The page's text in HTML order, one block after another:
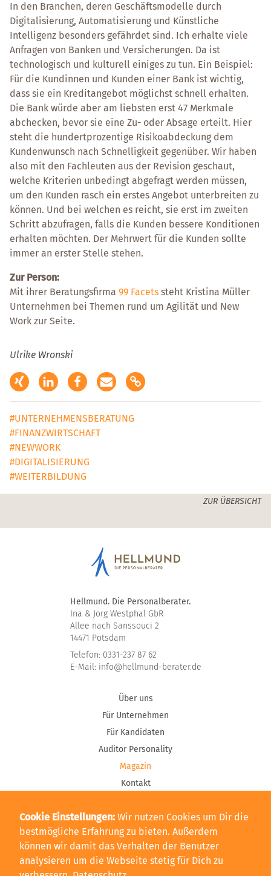
In den Branchen, deren Geschäftsmodelle durch
Digitalisierung, Automatisierung und Künstliche
Intelligenz besonders gefährdet sind. Ich erhalte viele
Anfragen von Banken und Versicherungen. Da ist
technologisch und kulturell einiges zu tun. Ein Beispiel:
Für die Kundinnen und Kunden einer Bank ist wichtig,
dass sie ein Kreditangebot möglichst schnell erhalten.
Die Bank würde aber am liebsten erst 47 Merkmale
abchecken, bevor sie eine Zu- oder Absage erteilt. Hier
steht die hundertprozentige Risikoabdeckung dem
Kundenwunsch nach Schnelligkeit gegenüber. Wir haben
also mit den Fachleuten aus der Revision geschaut,
welche Kriterien unbedingt abgefragt werden müssen,
um den Kunden rasch ein erstes Angebot unterbreiten zu
können. Und bei welchen es reicht, sie erst im zweiten
Schritt abzufragen, falls die Kunden bessere Konditionen
erhalten möchten. Der Mehrwert für die Kunden sollte
immer an erster Stelle stehen.
Zur Person:
Mit ihrer Beratungsfirma 99 Facets steht Kristina Müller
Unternehmen bei Themen rund um Agilität und New
Work zur Seite.
Ulrike Wronski
XING LinkedInFacebookE-MailKopieren
#UNTERNEHMENSBERATUNG
#FINANZWIRTSCHAFT
#NEWWORK
#DIGITALISIERUNG
#WEITERBILDUNG
ZUR ÜBERSICHT
Hellmund. Die Personalberater.
Ina & Jörg Westphal GbR
Allee nach Sanssouci 2
14471 Potsdam
Telefon: 0331-237 87 62
E-Mail: info@hellmund-berater.de
Über uns
Für Unternehmen
Für Kandidaten
Auditor Personality
Magazin
Kontakt
Glossar TIC
Datenschutzerklärung
Impressum
Cookie Einstellungen Wir nutzen Cookies um Dir die
bestmögliche Erfahrung zu bieten. Außerdem
können wir damit das Verhalten der Benutzer
analysieren um die Webseite stetig für Dich zu